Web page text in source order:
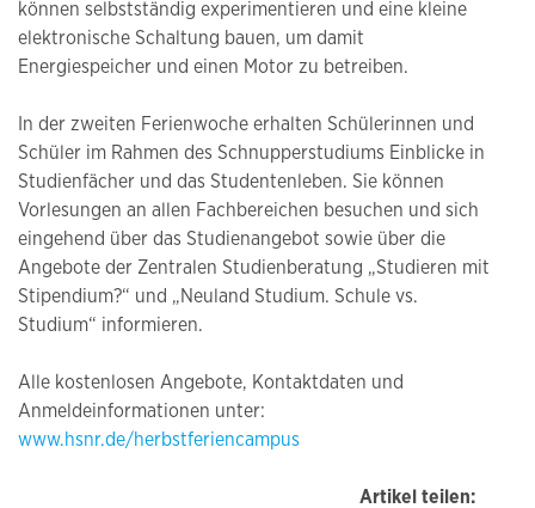
können selbstständig experimentieren und eine kleine
elektronische Schaltung bauen, um damit
Energiespeicher und einen Motor zu betreiben.
In der zweiten Ferienwoche erhalten Schülerinnen und
Schüler im Rahmen des Schnupperstudiums Einblicke in
Studienfächer und das Studentenleben. Sie können
Vorlesungen an allen Fachbereichen besuchen und sich
eingehend über das Studienangebot sowie über die
Angebote der Zentralen Studienberatung „Studieren mit
Stipendium?“ und „Neuland Studium. Schule vs.
Studium“ informieren.
Alle kostenlosen Angebote, Kontaktdaten und
Anmeldeinformationen unter:
www.hsnr.de/herbstferiencampus
Artikel teilen: